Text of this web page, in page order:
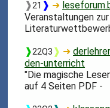
❱21 ❱ ➜
Veranstaltungen
❱22Q3 ❱ ➜
den-unterricht
"Die magische
auf 4 Seiten PDF -